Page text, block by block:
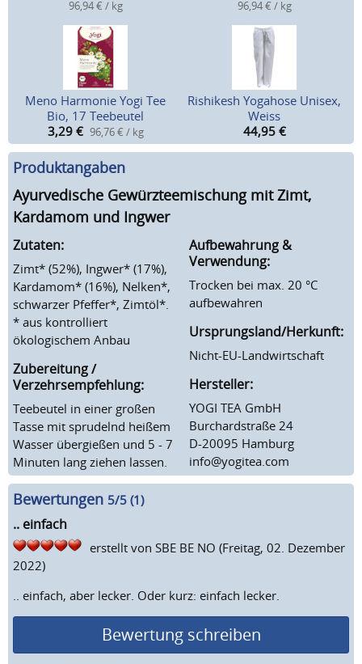
96,94 € / kg 96,94 € / kg
Meno Harmonie Yogi Tee
Bio, 17 Teebeutel
3,29 € 96,76 € / kg
Rishikesh Yogahose Unisex,
Weiss
44,95 €
Produktangaben
Ayurvedische Gewürzteemischung mit Zimt,
Kardamom und Ingwer
Zutaten:
Zimt* (52%), Ingwer* (17%),
Kardamom* (16%), Nelken*,
schwarzer Pfeffer*, Zimtöl*.
* aus kontrolliert
ökologischem Anbau
Zubereitung /
Verzehrsempfehlung:
Teebeutel in einer großen
Tasse mit sprudelnd heißem
Wasser übergießen und 5 - 7
Minuten lang ziehen lassen.
Aufbewahrung &
Verwendung:
Trocken bei max. 20 °C
aufbewahren
Ursprungsland/Herkunft:
Nicht-EU-Landwirtschaft
Hersteller:
YOGI TEA GmbH
Burchardstraße 24
D-20095 Hamburg
info@yogitea.com
Bewertungen 5/5 (1)
.. einfach
erstellt von SBE BE NO (Freitag, 02. Dezember
2022)
.. einfach, aber lecker. Oder kurz: einfach lecker.
Bewertung schreiben